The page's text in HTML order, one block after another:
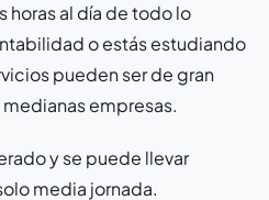
horas al día de todo lo
o estás estudiando
pueden ser de gran
empresas.
y se puede llevar
media jornada.